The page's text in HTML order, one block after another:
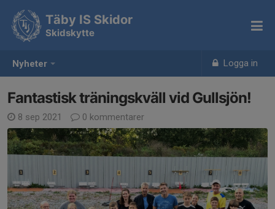
Nyheter Logga in
Täby IS Skidor
Skidskytte
Fantastisk träningskväll vid Gullsjön!
8 sep 2021 0 kommentarer